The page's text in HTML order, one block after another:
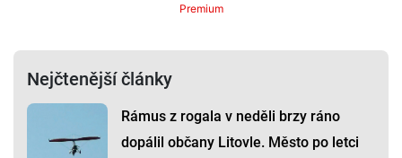
Premium
Nejčtenější články
Rámus z rogala v neděli brzy ráno
dopálil občany Litovle. Město po letci